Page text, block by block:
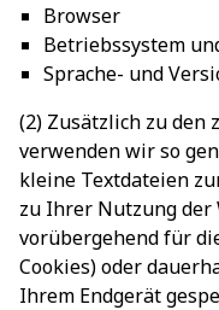
Browser
Betriebssystem
Sprache- und
(2) Zusätzlich zu den
verwenden wir so
kleine Textdateien
zu Ihrer Nutzung der
vorübergehend für
Cookies) oder
Ihrem Endgerät